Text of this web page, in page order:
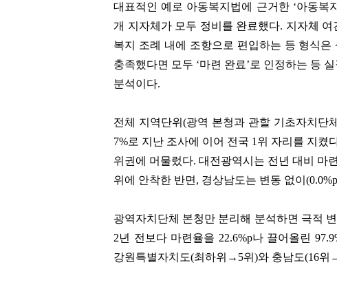
[관련 기사]
신세계
주택
[관련 기사]
오뚜기
이니그마빌2
[관련
일동
신한
대표적인 예로 아동복지법에 근거한 ‘아동복
개 지자체가 모두 정비를 완료했다. 지자체
복지 조례 내에 조항으로 편입하는 등 형식
충족했다면 모두 ‘마련 완료’로 인정하는 등
분석이다.
전체 지역단위(광역 본청과 관할 기초자치단
7%로 지난 조사에 이어 전국 1위 자리를 지켰
위권에 머물렀다. 대전광역시는 전년 대비 마
위에 안착한 반면, 경상남도는 변동 없이
광역자치단체 본청만 분리해 분석하면 극적
2년 전보다 마련율을 22.6%p나 끌어올린
강원특별자치도(최하위→5위)와 충남도(16위